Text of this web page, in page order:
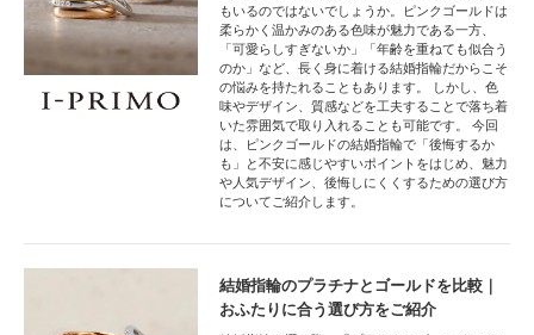
もいるのではないでしょうか。ピンクゴールドは
柔らかく温かみのある色味が魅力である一方、
「可愛らしすぎないか」「年齢を重ねても似合う
のか」など、長く身に着ける結婚指輪だからこそ
の悩みを持たれることもあります。 しかし、色
味やデザイン、質感などを工夫することで落ち着
いた雰囲気で取り入れることも可能です。 今回
は、ピンクゴールドの結婚指輪で「後悔するか
も」と不安に感じやすいポイントをはじめ、魅力
や人気デザイン、後悔しにくくするための選び方
についてご紹介します。
結婚指輪のプラチナとゴールドを比較｜
おふたりに合う選び方をご紹介